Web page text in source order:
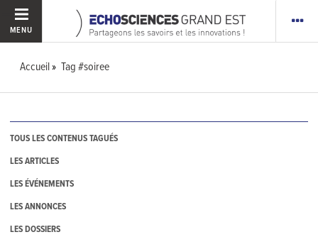
MENU
Accueil Tag #soiree
TOUS LES CONTENUS TAGUÉS
LES ARTICLES
LES ÉVÉNEMENTS
LES ANNONCES
LES DOSSIERS